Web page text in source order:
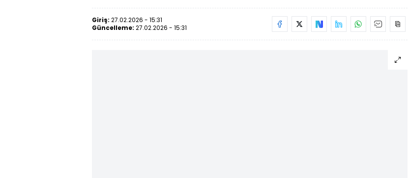
Giriş: 27.02.2026 - 15:31
Güncelleme: 27.02.2026 - 15:31